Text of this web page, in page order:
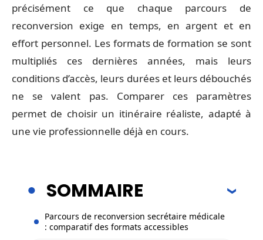
précisément ce que chaque parcours de
reconversion exige en temps, en argent et en
effort personnel. Les formats de formation se sont
multipliés ces dernières années, mais leurs
conditions d’accès, leurs durées et leurs débouchés
ne se valent pas. Comparer ces paramètres
permet de choisir un itinéraire réaliste, adapté à
une vie professionnelle déjà en cours.
SOMMAIRE
Parcours de reconversion secrétaire médicale
: comparatif des formats accessibles